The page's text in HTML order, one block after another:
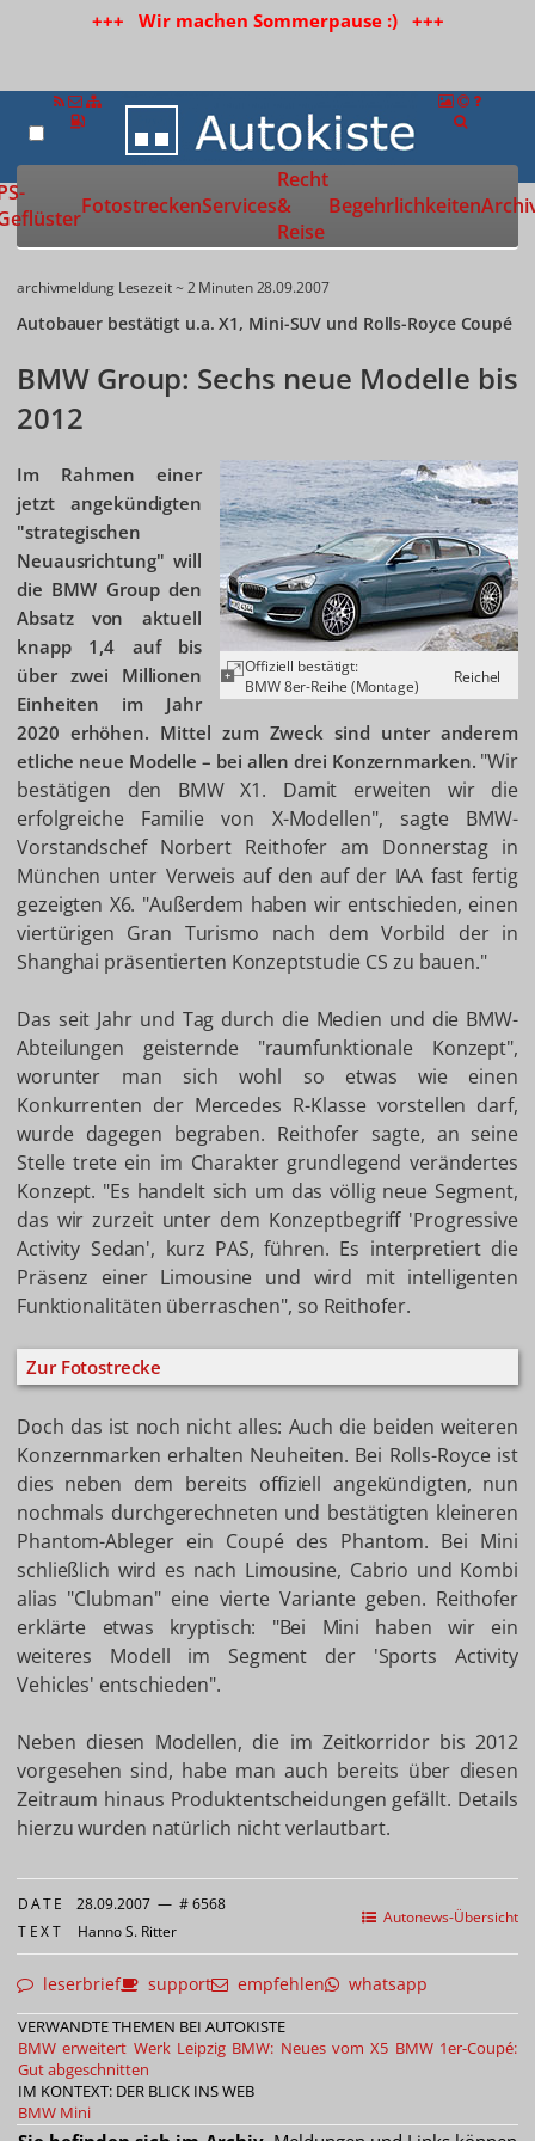
+++ Wir machen Sommerpause :) +++
Zur Startseite
FotostreckenServices
Recht
&
Reise
Begehrlichkeiten
archivmeldung Lesezeit ~ 2 Minuten28.09.2007
Autobauer bestätigt u.a. X1, Mini-SUV und Rolls-Royce Coupé
BMW Group: Sechs neue Modelle bis
2012
Offiziell bestätigt:
BMW 8er-Reihe (Montage)
Reichel
Im Rahmen einer
jetzt angekündigten
"strategischen
Neuausrichtung" will
die BMW Group den
Absatz von aktuell
knapp 1,4 auf bis
über zwei Millionen
Einheiten im Jahr
2020 erhöhen. Mittel zum Zweck sind unter anderem
etliche neue Modelle – bei allen drei Konzernmarken. "Wir
bestätigen den BMW X1. Damit erweiten wir die
erfolgreiche Familie von X-Modellen", sagte BMW-
Vorstandschef Norbert Reithofer am Donnerstag in
München unter Verweis auf den auf der IAA fast fertig
gezeigten X6. "Außerdem haben wir entschieden, einen
viertürigen Gran Turismo nach dem Vorbild der in
Shanghai präsentierten Konzeptstudie CS zu bauen."
Das seit Jahr und Tag durch die Medien und die BMW-
Abteilungen geisternde "raumfunktionale Konzept",
worunter man sich wohl so etwas wie einen
Konkurrenten der Mercedes R-Klasse vorstellen darf,
wurde dagegen begraben. Reithofer sagte, an seine
Stelle trete ein im Charakter grundlegend verändertes
Konzept. "Es handelt sich um das völlig neue Segment,
das wir zurzeit unter dem Konzeptbegriff 'Progressive
Activity Sedan', kurz PAS, führen. Es interpretiert die
Präsenz einer Limousine und wird mit intelligenten
Funktionalitäten überraschen", so Reithofer.
Zur Fotostrecke
Doch das ist noch nicht alles: Auch die beiden weiteren
Konzernmarken erhalten Neuheiten. Bei Rolls-Royce ist
dies neben dem bereits offiziell angekündigten, nun
nochmals durchgerechneten und bestätigten kleineren
Phantom-Ableger ein Coupé des Phantom. Bei Mini
schließlich wird es nach Limousine, Cabrio und Kombi
alias "Clubman" eine vierte Variante geben. Reithofer
erklärte etwas kryptisch: "Bei Mini haben wir ein
weiteres Modell im Segment der 'Sports Activity
Vehicles' entschieden".
Neben diesen Modellen, die im Zeitkorridor bis 2012
vorgesehen sind, habe man auch bereits über diesen
Zeitraum hinaus Produktentscheidungen gefällt. Details
hierzu wurden natürlich nicht verlautbart.
Autonews-Übersicht
DATE 28.09.2007 — # 6568
TEXT Hanno S. Ritter
leserbrief support empfehlen whatsapp
VERWANDTE THEMEN BEI AUTOKISTE
BMW erweitert Werk Leipzig BMW: Neues vom X5 BMW 1er-Coupé:
Gut abgeschnitten
IM KONTEXT: DER BLICK INS WEB
BMW Mini